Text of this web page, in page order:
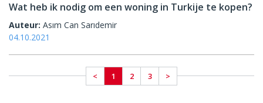
Wat heb ik nodig om een woning in Turkije te kopen?
Auteur: Asım Can Sarıdemir
04.10.2021
< 1 2 3 >